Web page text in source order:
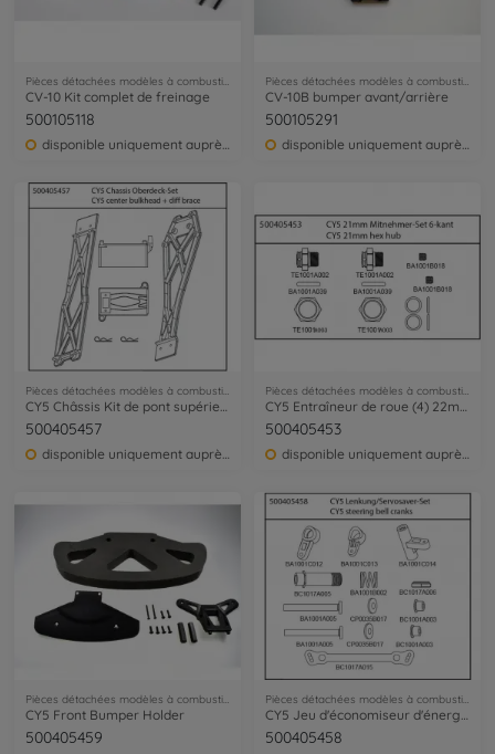
Pièces détachées modèles à combustion
CV-10 Kit complet de freinage
500105118
disponible uniquement auprès du service clientèle
Pièces détachées modèles à combustion
CV-10B bumper avant/arrière
500105291
disponible uniquement auprès du service clientèle
Pièces détachées modèles à combustion
500405457
Pièces détachées modèles à combustion
500405453
Pièces détachées modèles à combustion
CY5 Front Bumper Holder
500405459
Pièces détachées modèles à combustion
CY5 Jeu d'économiseur d'énergie de direction
500405458